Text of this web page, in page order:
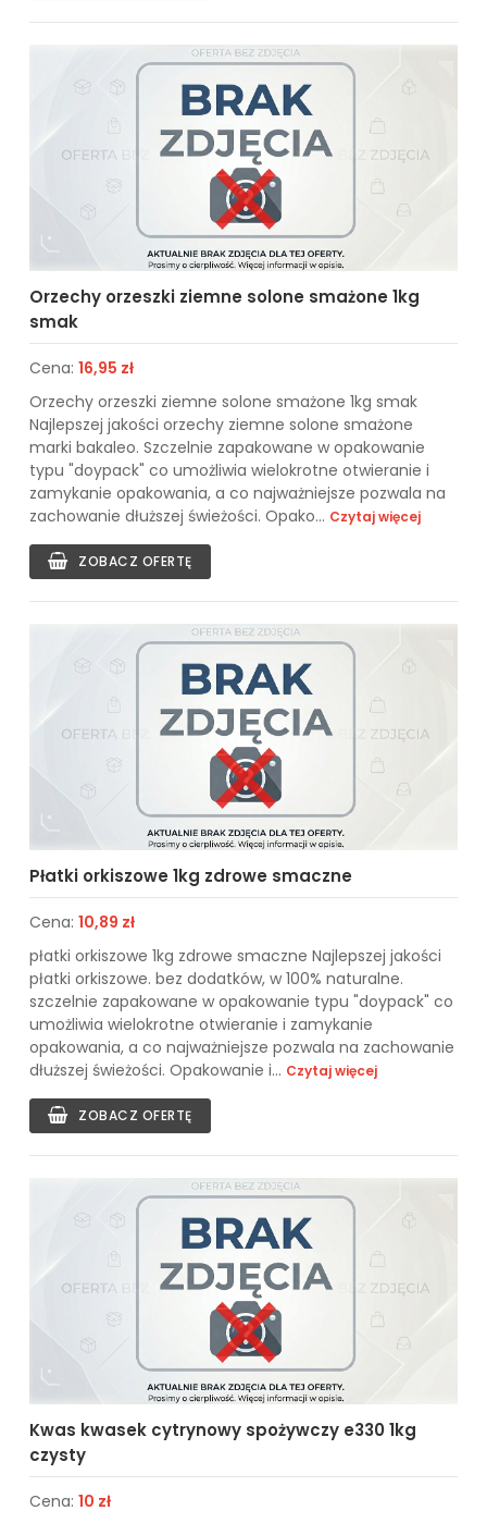
Orzechy orzeszki ziemne solone smażone 1kg
smak
Cena: 16,95 zł
Orzechy orzeszki ziemne solone smażone 1kg smak
Najlepszej jakości orzechy ziemne solone smażone
marki bakaleo. Szczelnie zapakowane w opakowanie
typu "doypack" co umożliwia wielokrotne otwieranie i
zamykanie opakowania, a co najważniejsze pozwala na
zachowanie dłuższej świeżości. Opako... Czytaj więcej
ZOBACZ OFERTĘ
Płatki orkiszowe 1kg zdrowe smaczne
Cena: 10,89 zł
płatki orkiszowe 1kg zdrowe smaczne Najlepszej jakości
płatki orkiszowe. bez dodatków, w 100% naturalne.
szczelnie zapakowane w opakowanie typu "doypack" co
umożliwia wielokrotne otwieranie i zamykanie
opakowania, a co najważniejsze pozwala na zachowanie
dłuższej świeżości. Opakowanie i... Czytaj więcej
ZOBACZ OFERTĘ
Kwas kwasek cytrynowy spożywczy e330 1kg
czysty
Cena: 10 zł